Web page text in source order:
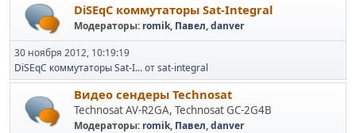
DiSEqC коммутаторы Sat-Integral
Модераторы: romik, Павел,danver
30 ноября 2012, 10:19:19
DiSEqC коммутаторы Sat-I...отsat-integral
Видео сендеры Technosat
Technosat AV-R2GA, Technosat GC-2G4B
Модераторы: romik, Павел,danver